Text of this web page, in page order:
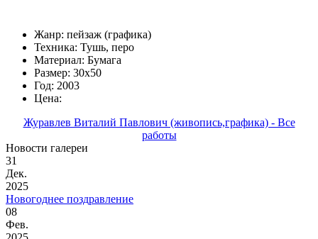
Жанр: пейзаж (графика)
Техника: Тушь, перо
Материал: Бумага
Размер: 30х50
Год: 2003
Цена:
Журавлев Виталий Павлович (живопись,графика) - Все
работы
Новости галереи
31
Дек.
2025
Новогоднее поздравление
08
Фев.